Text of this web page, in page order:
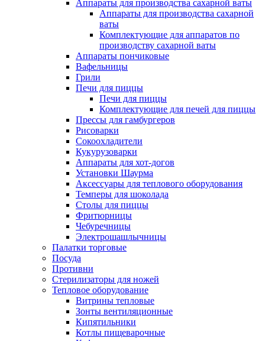
Аппараты для производства сахарной ваты
Аппараты для производства сахарной
ваты
Комплектующие для аппаратов по
производству сахарной ваты
Аппараты пончиковые
Вафельницы
Грили
Печи для пиццы
Печи для пиццы
Комплектующие для печей для пиццы
Прессы для гамбургеров
Рисоварки
Сокоохладители
Кукурузоварки
Аппараты для хот-догов
Установки Шаурма
Аксессуары для теплового оборудования
Темперы для шоколада
Столы для пиццы
Фритюрницы
Чебуречницы
Электрошашлычницы
Палатки торговые
Посуда
Противни
Стерилизаторы для ножей
Тепловое оборудование
Витрины тепловые
Зонты вентиляционные
Кипятильники
Котлы пищеварочные